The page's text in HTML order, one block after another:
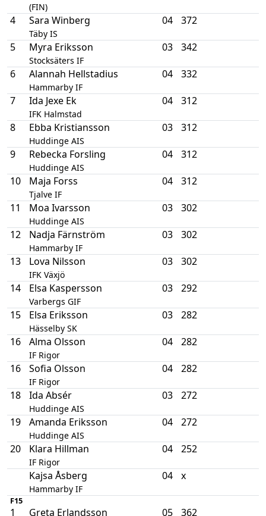
(FIN)
4 Sara Winberg
Täby IS
04 372
5 Myra Eriksson
Stocksäters IF
03 342
6 Alannah Hellstadius
Hammarby IF
04 332
7 Ida Jexe Ek
IFK Halmstad
04 312
8 Ebba Kristiansson
Huddinge AIS
03 312
9 Rebecka Forsling
Huddinge AIS
04 312
10 Maja Forss
Tjalve IF
04 312
11 Moa Ivarsson
Huddinge AIS
03 302
12 Nadja Färnström
Hammarby IF
03 302
13 Lova Nilsson
IFK Växjö
03 302
14 Elsa Kaspersson
Varbergs GIF
03 292
15 Elsa Eriksson
Hässelby SK
03 282
16 Alma Olsson
IF Rigor
04 282
16 Sofia Olsson
IF Rigor
04 282
18 Ida Absér
Huddinge AIS
03 272
19 Amanda Eriksson
Huddinge AIS
04 272
20 Klara Hillman
IF Rigor
04 252
Kajsa Åsberg
Hammarby IF
04 x
F15
1 Greta Erlandsson 05 362